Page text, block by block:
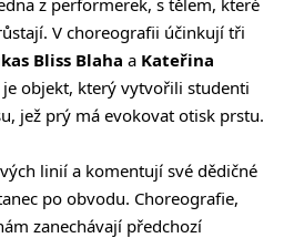
V choreografii účinkují tři
Bliss Blaha a Kateřina
je objekt, který vytvořili studenti
jež prý má evokovat otisk prstu.
linií a komentují své dědičné
po obvodu. Choreografie,
zanechávají předchozí